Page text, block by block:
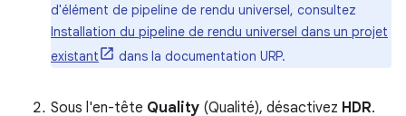
d'élément de pipeline de rendu universel, consultez
Installation du pipeline de rendu universel dans un projet
existant
dans la documentation URP.
Sous l'en-tête Quality (Qualité), désactivez HDR.